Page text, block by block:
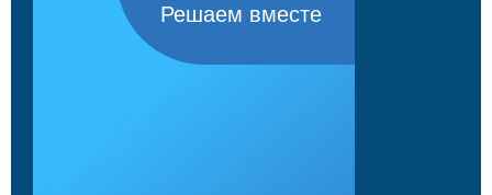
Решаем вместе